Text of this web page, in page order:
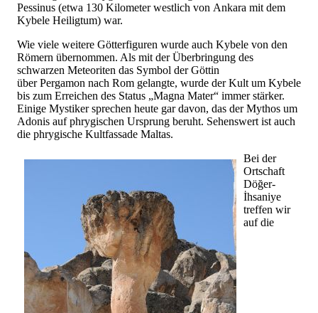
Pessinus (etwa 130 Kilometer westlich von Ankara mit dem
Kybele Heiligtum) war.
Wie viele weitere Götterfiguren wurde auch Kybele von den
Römern übernommen. Als mit der Überbringung des
schwarzen Meteoriten das Symbol der Göttin
über Pergamon nach Rom gelangte, wurde der Kult um Kybele
bis zum Erreichen des Status „Magna Mater“ immer stärker.
Einige Mystiker sprechen heute gar davon, das der Mythos um
Adonis auf phrygischen Ursprung beruht. Sehenswert ist auch
die phrygische Kultfassade Maltas.
Bei der
Ortschaft
Döğer-
İhsaniye
treffen wir
auf die